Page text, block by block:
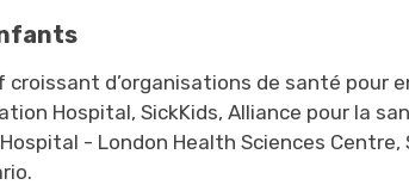
d’organisations de santé pour
Hospital, SickKids, Alliance pour la
- London Health Sciences Centre,